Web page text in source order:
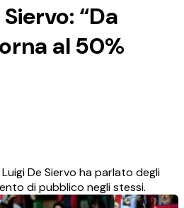
“Da
al 50%
Luigi De Siervo ha parlato degli
di pubblico negli stessi.